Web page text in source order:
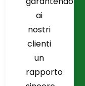
ai
nostri
clienti
un
rapporto